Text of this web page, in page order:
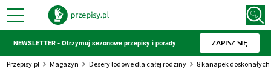
NEWSLETTER - Otrzymuj sezonowe przepisy i porady ZAPISZ SIĘ
Przepisy.pl Magazyn Desery lodowe dla całej rodziny 8 kanapek